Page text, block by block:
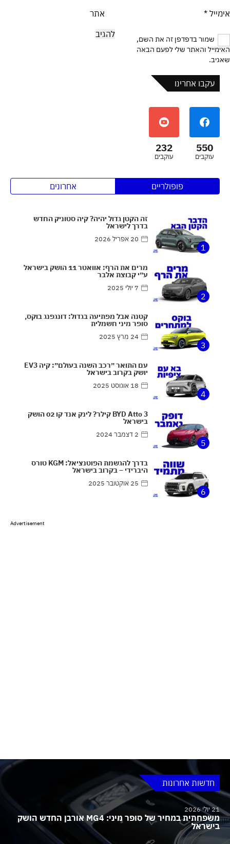
אימייל * אתר
שמור בדפדפן זה את השם,
האימייל והאתר שלי לפעם הבאה
שאגיב.
עקבו אחרינו
550
עוקבים
232
עוקבים
פופולריים אחרונים
1
זה הקטן גדול יהיה? קיה סטוניק החדש
בדרך לישראל
20 אפריל 2026
2
מרים את הרף: אוואטר 11 הושק בישראל
ע״י קבוצת אלבר
7 יולי 2025
3
קטנה אבל מפתיעה בגדול: דונגפנג בוקס,
סופר מיני חשמלית
24 מרץ 2025
4
עם התואר ״רכב השנה בעולם״: קיה EV3
יושק בקרוב בישראל
18 אוגוסט 2025
5
BYD Atto 3 קילר? לינק אנד קו 02 הושק
בישראל
2 דצמבר 2024
6
בדרך להגשמת הפוטנציאל: KGM טורס
היברידי – בקרוב בישראל
25 אוקטובר 2025
Advertisement
חדשות אחרונות
21 יולי 2026
משפחתית במחיר של סופר מיני: MG4 אורבן החדש הושק
בישראל